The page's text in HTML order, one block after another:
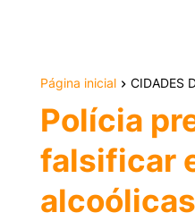
Página inicial CIDADES
Polícia
falsificar